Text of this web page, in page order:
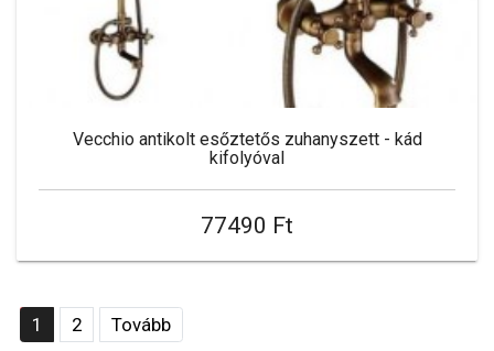
Vecchio antikolt esőztetős zuhanyszett - kád
kifolyóval
77490 Ft
1 2 Tovább